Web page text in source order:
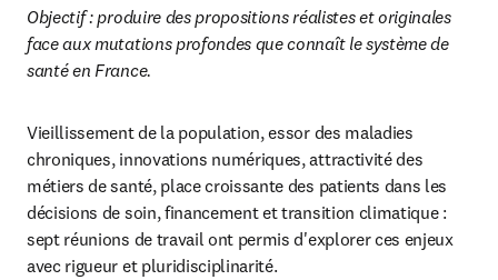
Objectif : produire des propositions réalistes et originales
face aux mutations profondes que connaît le système de
santé en France.
Vieillissement de la population, essor des maladies
chroniques, innovations numériques, attractivité des
métiers de santé, place croissante des patients dans les
décisions de soin, financement et transition climatique :
sept réunions de travail ont permis d'explorer ces enjeux
avec rigueur et pluridisciplinarité.